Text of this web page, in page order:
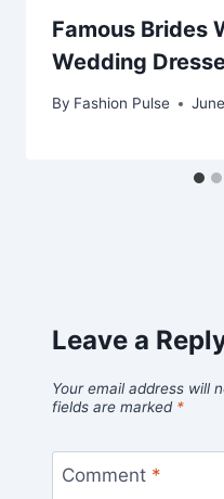
Famous Brides
Wedding
By Fashion Pulse
Leave a
Your email address will
fields are marked *
Comment *